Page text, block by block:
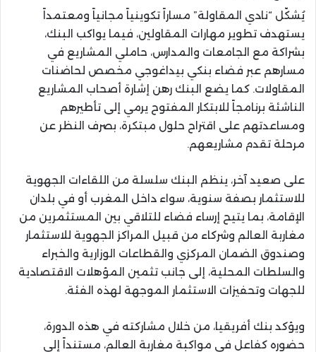
يُشكّل “نادي المقاولة” مساراً تكوينياً مجانياً ومعتمداً
يستهدف تطوير مهارات المقاولين، فيما يواكب البنك،
بشراكة مع الجامعات والمدارس، حاملي المشاريع في
مسارهم عبر فضاء بنكي بيداغوجي مخصص لحاضنات
المقاولات. كما يضع البنك رهن إشارة أصحاب المشاريع
الناشئة برنامجاً للابتكار المفتوح يرمي إلى تأطيرهم
ومساعدتهم على اقتراح حلول مبتكرة، بصرف النظر عن
مرحلة تقدم مشاريعهم.
على صعيد آخر، ينظم البنك سلسلة من اللقاءات الجهوية
للاستثمار بصفة سنوية، سواء داخل المغرب أو في بلدان
الإقامة، بما يتيح إرساء فضاء للتلاقي بين المستثمرين من
مغاربة العالم وشركاء من قبيل المراكز الجهوية للاستثمار
وصندوق الضمان المركزي والقطاعات الوزارية والخبراء
والسلطات المحلية، إلى جانب تثمين المؤهلات الاقتصادية
للجهات وتحفيزات الاستثمار الموجهة لهذه الفئة.
ويؤكد بنك أفريقيا، من خلال مشاركته في هذه الدورة،
حضوره كفاعل في مواكبة مغاربة العالم، مستنداً إلى